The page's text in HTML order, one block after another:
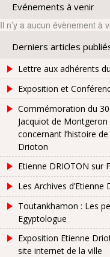
Evénements à venir
Il n’y a aucun évènement à
Derniers articles
Lettre aux adhérents
Exposition et
Commémoration du
Jacquiot de
concernant l’histoire
Drioton
Etienne DRIOTON sur
Les Archives
Toutankhamon : Les
Egyptologue
Exposition Etienne
site internet de la ville